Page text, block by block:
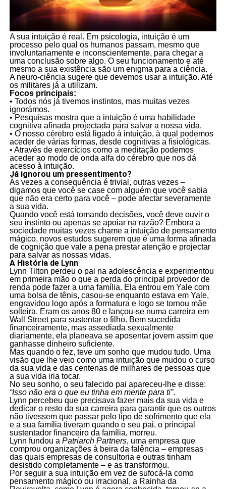
A sua intuição é real. Em psicologia, intuição é um
processo pelo qual os humanos passam, mesmo que
involuntariamente e inconscientemente, para chegar a
uma conclusão sobre algo. O seu funcionamento e até
mesmo a sua existência são um enigma para a ciência.
A neuro-ciência sugere que devemos usar a intuição. Até
os militares já a utilizam.
Focos principais:
• Todos nós já tivemos instintos, mas muitas vezes
ignorámos.
• Pesquisas mostra que a intuição é uma habilidade
cognitiva afinada projectada para salvar a nossa vida.
• O nosso cérebro está ligado à intuição, à qual podemos
aceder de várias formas, desde cognitivas a fisiológicas.
• Através de exercícios como a meditação podemos
aceder ao modo de onda alfa do cérebro que nos dá
acesso à intuição.
Já ignorou um pressentimento?
Às vezes a consequência é trivial, outras vezes –
digamos que você se case com alguém que você sabia
que não era certo para você – pode afectar severamente
a sua vida.
Quando você está tomando decisões, você deve ouvir o
seu instinto ou apenas se apoiar na razão? Embora a
sociedade muitas vezes chame a intuição de pensamento
mágico, novos estudos sugerem que é uma forma afinada
de cognição que vale a pena prestar atenção e projectar
para salvar as nossas vidas.
A História de Lynn
Lynn Tilton perdeu o pai na adolescência e experimentou
em primeira mão o que a perda do principal provedor de
renda pode fazer a uma família. Ela entrou em Yale com
uma bolsa de tênis, casou-se enquanto estava em Yale,
engravidou logo após a formatura e logo se tornou mãe
solteira. Eram os anos 80 e lançou-se numa carreira em
Wall Street para sustentar o filho. Bem sucedida
financeiramente, mas assediada sexualmente
diariamente, ela planeava se aposentar jovem assim que
ganhasse dinheiro suficiente.
Mas quando o fez, teve um sonho que mudou tudo. Uma
visão que lhe veio como uma intuição que mudou o curso
da sua vida e das centenas de milhares de pessoas que
a sua vida iria tocar.
No seu sonho, o seu falecido pai apareceu-lhe e disse:
“Isso não era o que eu tinha em mente para ti”.
Lynn percebeu que precisava fazer mais da sua vida e
dedicar o resto da sua carreira para garantir que os outros
não tivessem que passar pelo tipo de sofrimento que ela
e a sua família tiveram quando o seu pai, o principal
sustentador financeiro da família, morreu.
Lynn fundou a Patriarch Partners, uma empresa que
comprou organizações à beira da falência – empresas
das quais empresas de consultoria e outras tinham
desistido completamente – e as transformou.
Por seguir a sua intuição em vez de sufocá-la como
pensamento mágico ou irracional, a Rainha da